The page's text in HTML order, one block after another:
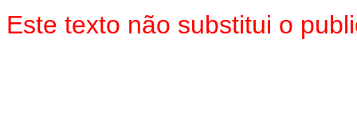
Este texto não substitui o